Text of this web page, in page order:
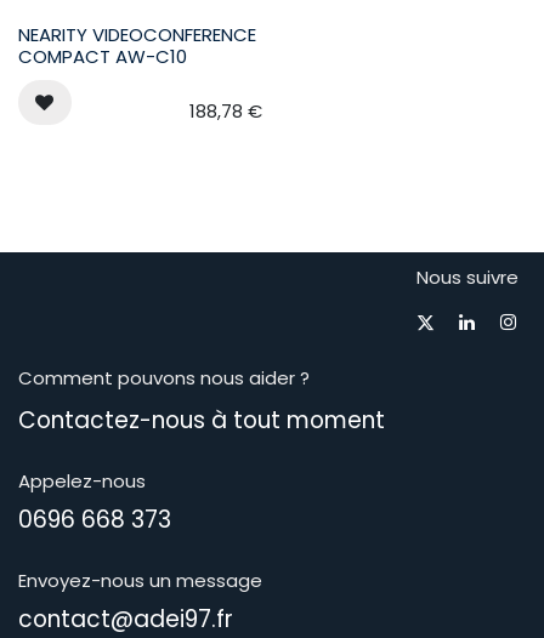
NEARITY VIDEOCONFERENCE
COMPACT AW-C10
188,78 €
Nous suivre
Comment pouvons nous aider ?
Contactez-nous à tout moment​
Appelez-nous
0696 668 373
Envoyez-nous un message
contact@adei97.fr